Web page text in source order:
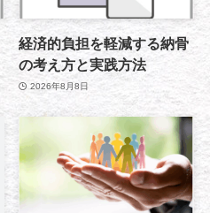
経済的負担を軽減する納骨
の考え方と実践方法
2026年8月8日